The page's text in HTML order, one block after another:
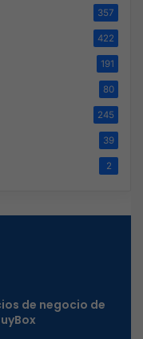
357
422
191
80
245
39
2
de negocio de